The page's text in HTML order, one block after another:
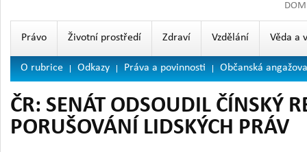
Právo Životní prostředí Zdraví Vzdělání Věda a
O rubrice Odkazy Práva a povinnosti Občanská
ČR: SENÁT ODSOUDIL ČÍNSKÝ
PORUŠOVÁNÍ LIDSKÝCH PRÁV